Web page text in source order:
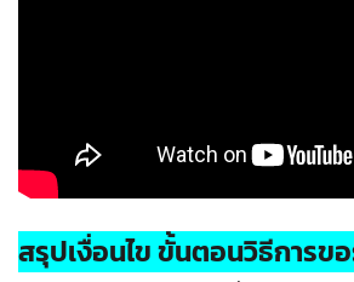
สรุปเงื่อนไข ขั้นตอนวิธีการข